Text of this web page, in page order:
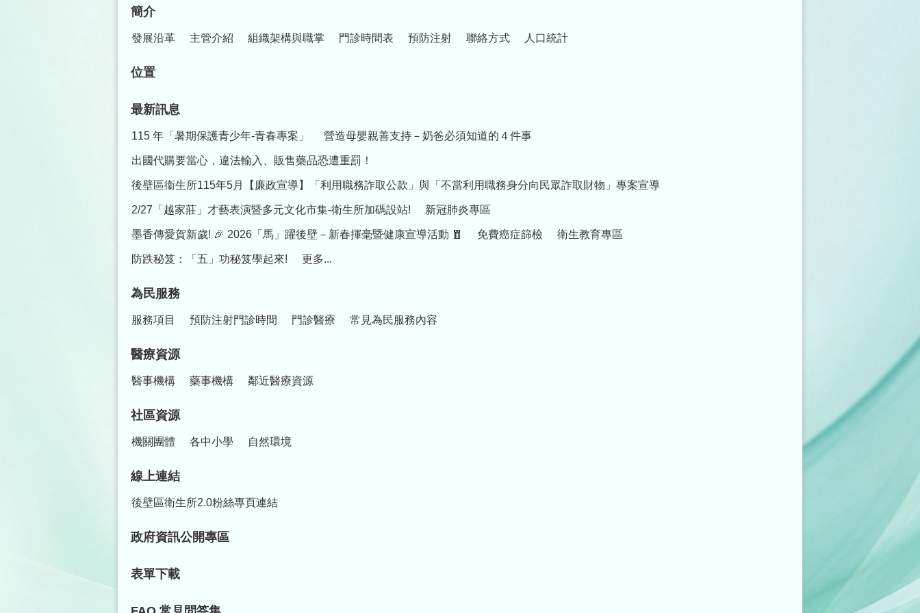
簡介
發展沿革 主管介紹 組織架構與職掌 門診時間表 預防注射 聯絡方式 人口統計
位置
最新訊息
115 年「暑期保護青少年-青春專案」 營造母嬰親善支持－奶爸必須知道的４件事
出國代購要當心，違法輸入、販售藥品恐遭重罰！
後壁區衞生所115年5月【廉政宣導】「利用職務詐取公款」與「不當利用職務身分向民眾詐取財物」專案宣導
2/27「越家莊」才藝表演暨多元文化市集-衛生所加碼設站! 新冠肺炎專區
墨香傳愛賀新歲! 🎉 2026「馬」躍後壁－新春揮毫暨健康宣導活動 🧧 免費癌症篩檢 衛生教育專區
防跌秘笈：「五」功秘笈學起來! 更多...
為民服務
服務項目 預防注射門診時間 門診醫療 常見為民服務內容
醫療資源
醫事機構 藥事機構 鄰近醫療資源
社區資源
機關團體 各中小學 自然環境
線上連結
後壁區衛生所2.0粉絲專頁連結
政府資訊公開專區
表單下載